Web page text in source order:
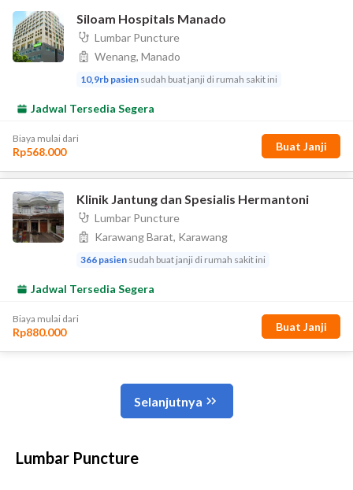
Lumbar Puncture